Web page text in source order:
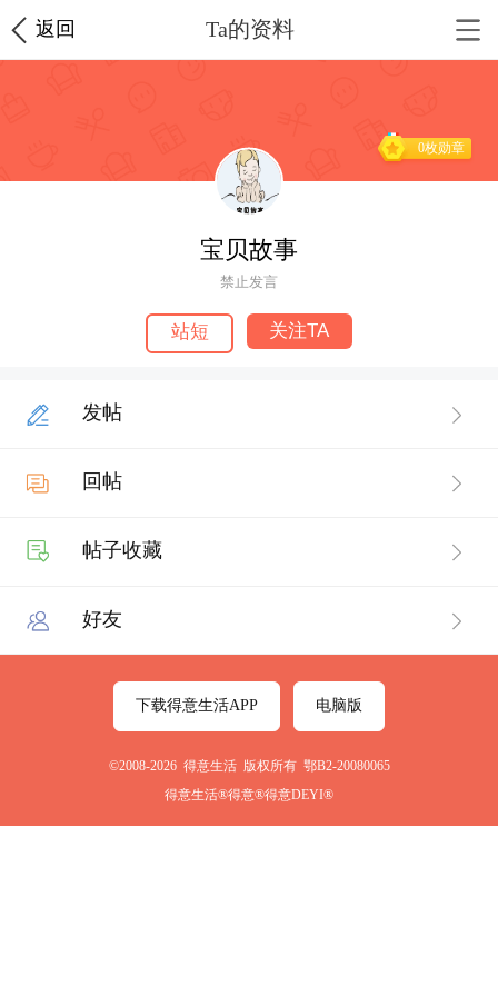
返回 Ta的资料
0枚勋章
宝贝故事
禁止发言
站短 关注TA
发帖
回帖
帖子收藏
好友
下载得意生活APP 电脑版
©2008-2026 得意生活 版权所有 鄂B2-20080065
得意生活®得意®得意DEYI®